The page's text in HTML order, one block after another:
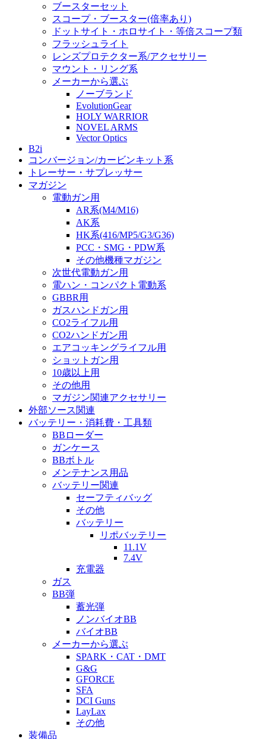
ブースターセット
スコープ・ブースター(倍率あり)
ドットサイト・ホロサイト・等倍スコープ類
フラッシュライト
レンズプロテクター系/アクセサリー
マウント・リング系
メーカーから選ぶ
ノーブランド
EvolutionGear
HOLY WARRIOR
NOVEL ARMS
Vector Optics
B2i
コンバージョン/カービンキット系
トレーサー・サプレッサー
マガジン
電動ガン用
AR系(M4/M16)
AK系
HK系(416/MP5/G3/G36)
PCC・SMG・PDW系
その他機種マガジン
次世代電動ガン用
電ハン・コンパクト電動系
GBBR用
ガスハンドガン用
CO2ライフル用
CO2ハンドガン用
エアコッキングライフル用
ショットガン用
10歳以上用
その他用
マガジン関連アクセサリー
外部ソース関連
バッテリー・消耗費・工具類
BBローダー
ガンケース
BBボトル
メンテナンス用品
バッテリー関連
セーフティバッグ
その他
バッテリー
リポバッテリー
11.1V
7.4V
充電器
ガス
BB弾
蓄光弾
ノンバイオBB
バイオBB
メーカーから選ぶ
SPARK・CAT・DMT
G&G
GFORCE
SFA
DCI Guns
LayLax
その他
装備品